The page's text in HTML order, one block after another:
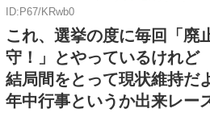
ID:P67/KRwb0
これ、選挙の度に毎回「廃
守！」とやっているけれど
結局間をとって現状維持だ
年中行事というか出来レー